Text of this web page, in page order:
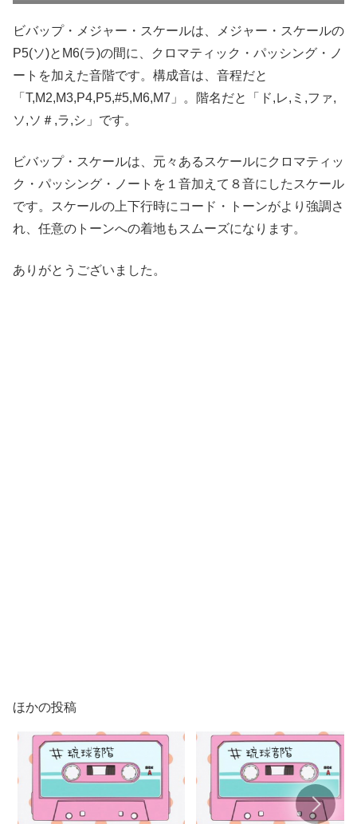
ビバップ・メジャー・スケールは、メジャー・スケールの
P5(ソ)とM6(ラ)の間に、クロマティック・パッシング・ノ
ートを加えた音階です。構成音は、音程だと
「T,M2,M3,P4,P5,#5,M6,M7」。階名だと「ド,レ,ミ,ファ,
ソ,ソ＃,ラ,シ」です。
ビバップ・スケールは、元々あるスケールにクロマティッ
ク・パッシング・ノートを１音加えて８音にしたスケール
です。スケールの上下行時にコード・トーンがより強調さ
れ、任意のトーンへの着地もスムーズになります。
ありがとうございました。
ほかの投稿